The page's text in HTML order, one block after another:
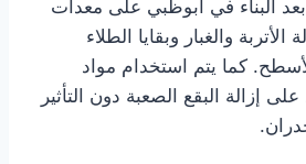
البناء في ابوظبي على معدات
والغبار وبقايا الطلاء
كما يتم استخدام مواد
إزالة البقع الصعبة دون التأثير